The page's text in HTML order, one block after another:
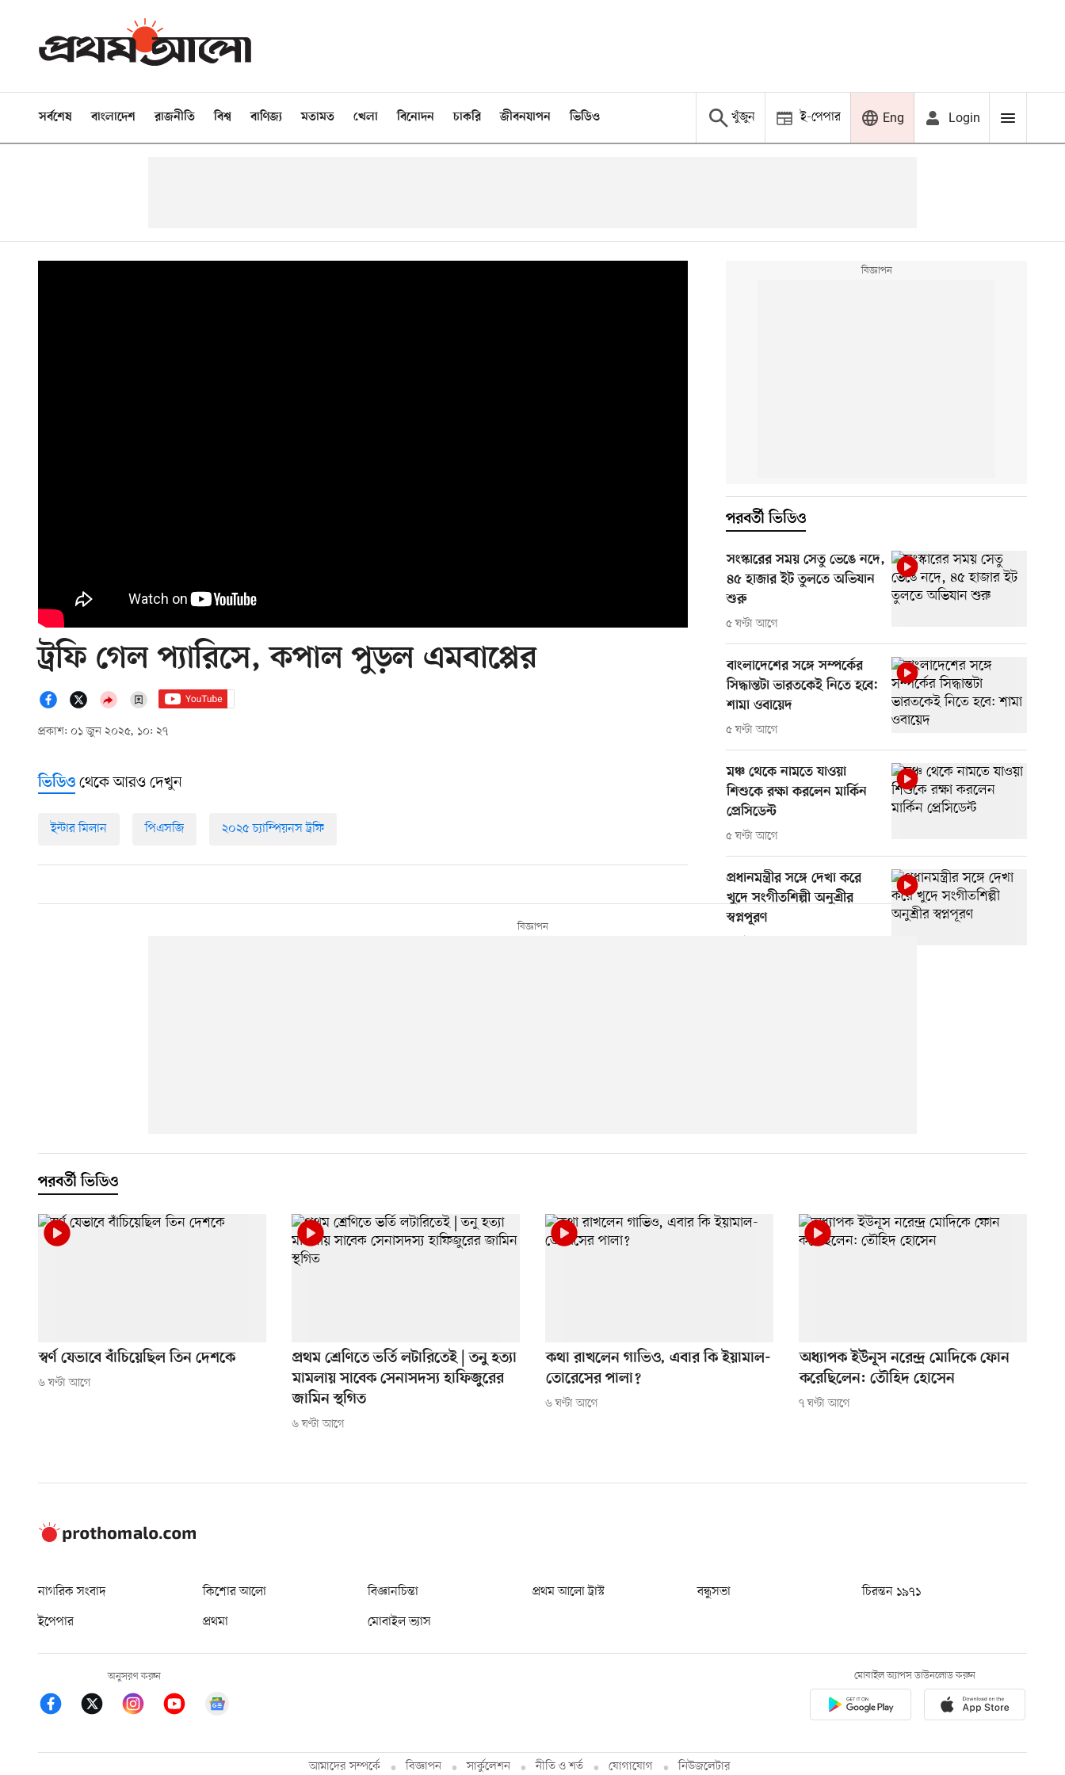
সর্বশেষ বাংলাদেশ রাজনীতি বিশ্ব বাণিজ্য মতামত খেলা বিনোদন চাকরি জীবনযাপন ভিডিও খুঁজুন ই-পেপার Eng Login
ট্রফি গেল প্যারিসে, কপাল পুড়ল এমবাপ্পের
প্রকাশ: ০১ জুন ২০২৫, ১০: ২৭
পরবর্তী ভিডিও
সংস্কারের সময় সেতু ভেঙে নদে,
৪৫ হাজার ইট তুলতে অভিযান
শুরু
৫ ঘণ্টা আগে
বাংলাদেশের সঙ্গে সম্পর্কের
সিদ্ধান্তটা ভারতকেই নিতে হবে:
শামা ওবায়েদ
৫ ঘণ্টা আগে
মঞ্চ থেকে নামতে যাওয়া
শিশুকে রক্ষা করলেন মার্কিন
প্রেসিডেন্ট
৫ ঘণ্টা আগে
প্রধানমন্ত্রীর সঙ্গে দেখা করে
খুদে সংগীতশিল্পী অনুশ্রীর
স্বপ্নপূরণ
ভিডিও থেকে আরও দেখুন
ইন্টার মিলান পিএসজি ২০২৫ চ্যাম্পিয়নস ট্রফি
পরবর্তী ভিডিও
স্বর্ণ যেভাবে বাঁচিয়েছিল তিন দেশকে
৬ ঘণ্টা আগে
প্রথম শ্রেণিতে ভর্তি লটারিতেই | তনু হত্যা
মামলায় সাবেক সেনাসদস্য হাফিজুরের
জামিন স্থগিত
৬ ঘণ্টা আগে
কথা রাখলেন গাভিও, এবার কি ইয়ামাল-
তোরেসের পালা?
৬ ঘণ্টা আগে
অধ্যাপক ইউনূস নরেন্দ্র মোদিকে ফোন
করেছিলেন: তৌহিদ হোসেন
৭ ঘণ্টা আগে
নাগরিক সংবাদ কিশোর আলো বিজ্ঞানচিন্তা প্রথম আলো ট্রাস্ট বন্ধুসভা
চিরন্তন ১৯৭১
ইপেপার
প্রথমা মোবাইল ভ্যাস
অনুসরণ করুন মোবাইল অ্যাপস ডাউনলোড করুন
আমাদের সম্পর্কে বিজ্ঞাপন সার্কুলেশন নীতি ও শর্ত যোগাযোগ নিউজলেটার